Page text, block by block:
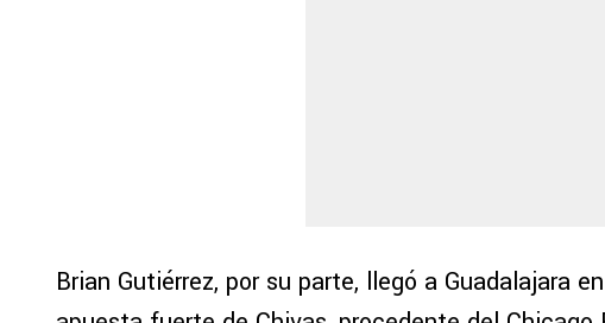
Brian Gutiérrez, por su parte, llegó a Guadalajara